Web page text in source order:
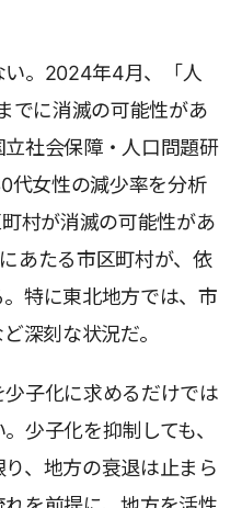
。2024年4月、「人
でに消滅の可能性があ
社会保障・人口問題研
代女性の減少率を分析
村が消滅の可能性があ
あたる市区町村が、依
特に東北地方では、市
深刻な状況だ。
子化に求めるだけでは
少子化を抑制しても、
、地方の衰退は止まら